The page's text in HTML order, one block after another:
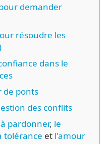
demander
résoudre les
dans le
de ponts
des conflits
pardonner, le
tolérance et l'amour